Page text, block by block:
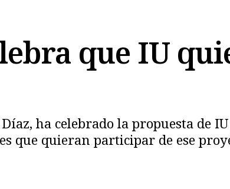
que IU
ha celebrado la propuesta de
que quieran participar de ese